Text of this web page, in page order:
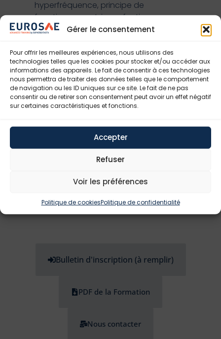
Gérer le consentement
Pour offrir les meilleures expériences, nous utilisons des
technologies telles que les cookies pour stocker et/ou accéder aux
informations des appareils. Le fait de consentir à ces technologies
nous permettra de traiter des données telles que le comportement
de navigation ou les ID uniques sur ce site. Le fait de ne pas
consentir ou de retirer son consentement peut avoir un effet négatif
sur certaines caractéristiques et fonctions.
Accepter
Refuser
Voir les préférences
Politique de cookiesPolitique de confidentialité
hyperfréquence, principe de
fonctionnement, imperfections
Rappels de traitement du signal :
signaux à bande étroite, échantillonnage et
reconstruction, traitement multicadence
TP : Construction d’un récepteur FM à large
bande
Communications numériques et radio logicielle
Synchronisation à temps discret en
fréquence, en phase et en délai
transmission numérique complète QPSK.
Bulletin d'inscription (à remplir)
PDF de la Formation
Nous contacter